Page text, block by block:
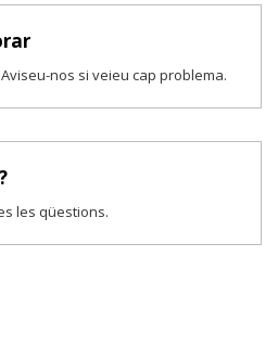
nos si veieu cap problema.
les qüestions.